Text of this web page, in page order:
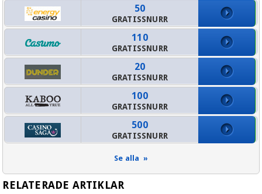
+1
+44
+49
+31
50
GRATISSNURR
110
GRATISSNURR
20
GRATISSNURR
100
GRATISSNURR
500
GRATISSNURR
Se alla »
RELATERADE ARTIKLAR